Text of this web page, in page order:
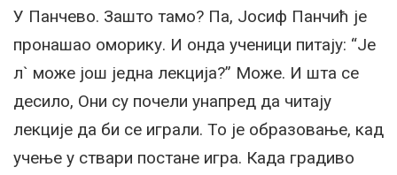
У Панчево. Зашто тамо? Па, Јосиф Панчић је
пронашао оморику. И онда ученици питају: “Је
л` може још једна лекција?” Може. И шта се
десило, Они су почели унапред да читају
лекције да би се играли. То је образовање, кад
учење у ствари постане игра. Када градиво